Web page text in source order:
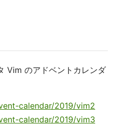
Vim のアドベントカレンダ
calendar/2019/vim2
calendar/2019/vim3